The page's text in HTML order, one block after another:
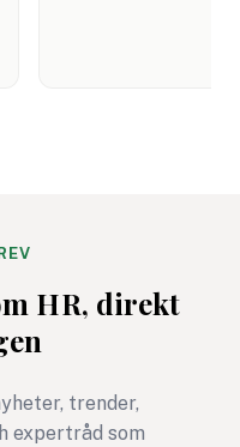
HR, direkt
trender,
expertråd som